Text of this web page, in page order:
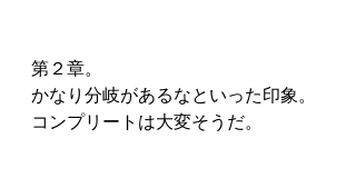
第２章。
かなり分岐があるなといった印象。
コンプリートは大変そうだ。